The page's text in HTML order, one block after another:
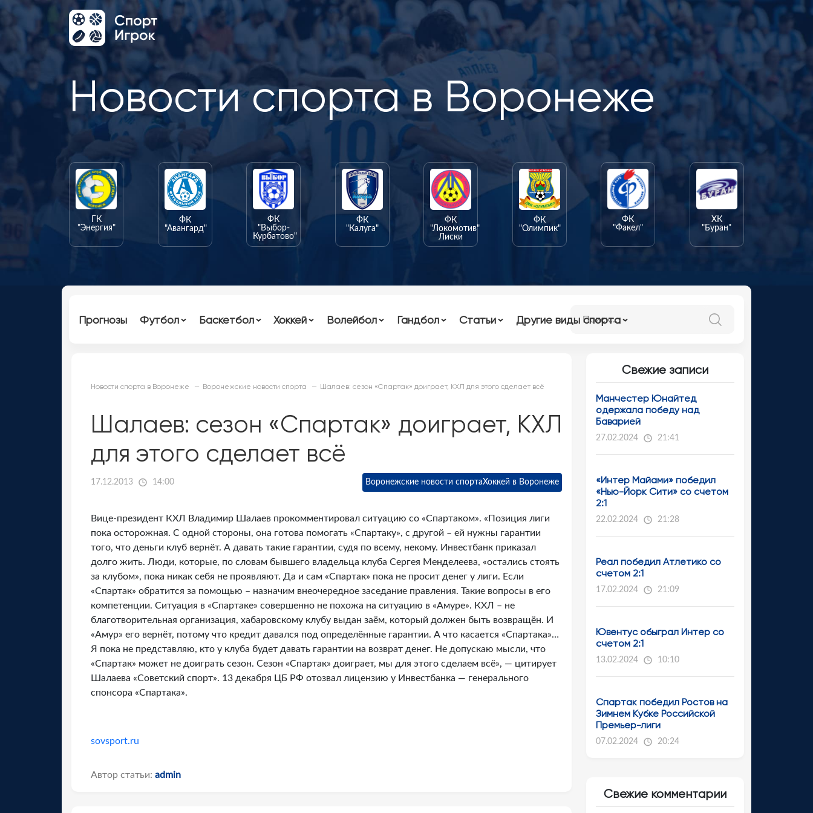
Новости спорта в Воронеже
ГК
"Энергия"
ФК
"Авангард"
ФК
"Выбор-
Курбатово"
ФК
"Калуга"
ФК
"Локомотив"
Лиски
ФК
"Олимпик"
ФК
"Факел"
ХК
"Буран"
Прогнозы Футбол Баскетбол Хоккей Волейбол Гандбол Статьи Другие виды спорта
Новости спорта в Воронеже Воронежские новости спорта Шалаев: сезон «Спартак» доиграет, КХЛ для этого сделает всё
Шалаев: сезон «Спартак» доиграет, КХЛ
для этого сделает всё
17.12.2013 14:00 Воронежские новости спортаХоккей в Воронеже
Вице-президент КХЛ Владимир Шалаев прокомментировал ситуацию со «Спартаком». «Позиция лиги
пока осторожная. С одной стороны, она готова помогать «Спартаку», с другой – ей нужны гарантии
того, что деньги клуб вернёт. А давать такие гарантии, судя по всему, некому. Инвестбанк приказал
долго жить. Люди, которые, по словам бывшего владельца клуба Сергея Менделеева, «остались стоять
за клубом», пока никак себя не проявляют. Да и сам «Спартак» пока не просит денег у лиги. Если
«Спартак» обратится за помощью – назначим внеочередное заседание правления. Такие вопросы в его
компетенции. Ситуация в «Спартаке» совершенно не похожа на ситуацию в «Амуре». КХЛ – не
благотворительная организация, хабаровскому клубу выдан заём, который должен быть возвращён. И
«Амур» его вернёт, потому что кредит давался под определённые гарантии. А что касается «Спартака»…
Я пока не представляю, кто у клуба будет давать гарантии на возврат денег. Не допускаю мысли, что
«Спартак» может не доиграть сезон. Сезон «Спартак» доиграет, мы для этого сделаем всё», — цитирует
Шалаева «Советский спорт». 13 декабря ЦБ РФ отозвал лицензию у Инвестбанка — генерального
спонсора «Спартака».
sovsport.ru
Автор статьи: admin
Свежие записи
Манчестер Юнайтед
одержала победу над
Баварией
27.02.2024 21:41
«Интер Майами» победил
«Нью-Йорк Сити» со счетом
2:1
22.02.2024 21:28
Реал победил Атлетико со
счетом 2:1
17.02.2024 21:09
Ювентус обыграл Интер со
счетом 2:1
13.02.2024 10:10
Спартак победил Ростов на
Зимнем Кубке Российской
Премьер-лиги
07.02.2024 20:24
Свежие комментарии